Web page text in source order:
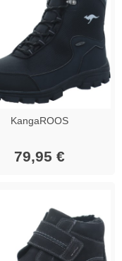
KangaROOS
79,95 €